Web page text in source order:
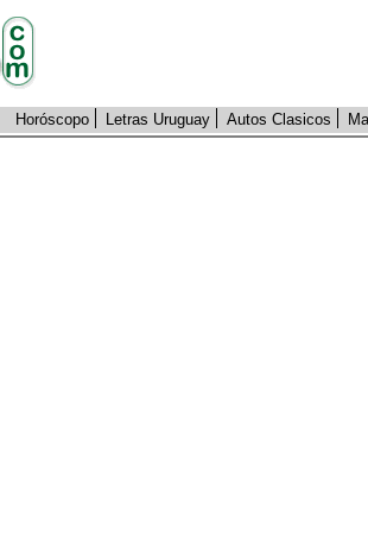
Horóscopo Letras Uruguay Autos Clasicos